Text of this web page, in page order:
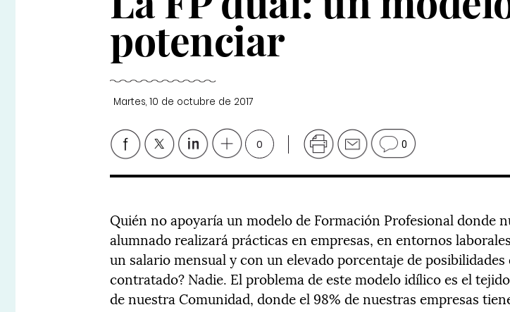
potenciar
Martes, 10 de octubre de 2017
0 0
Quién no apoyaría un modelo de Formación Profesional donde
alumnado realizará prácticas en empresas, en entornos
un salario mensual y con un elevado porcentaje de posibilidades
contratado? Nadie. El problema de este modelo idílico es el
de nuestra Comunidad, donde el 98% de nuestras empresas